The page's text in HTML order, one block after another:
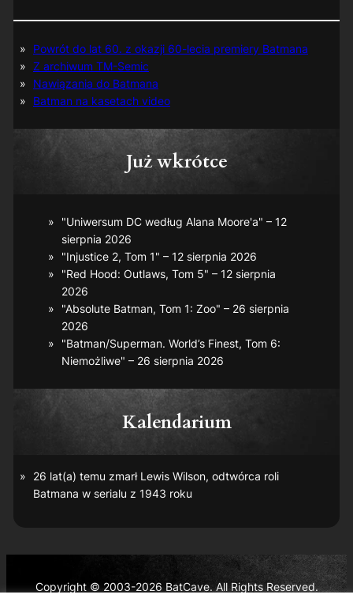
Powrót do lat 60. z okazji 60-lecia premiery Batmana
Z archiwum TM-Semic
Nawiązania do Batmana
Batman na kasetach video
Już wkrótce
"Uniwersum DC według Alana Moore'a" – 12
sierpnia 2026
"Injustice 2, Tom 1" – 12 sierpnia 2026
"Red Hood: Outlaws, Tom 5" – 12 sierpnia
2026
"Absolute Batman, Tom 1: Zoo" – 26 sierpnia
2026
"Batman/Superman. World’s Finest, Tom 6:
Niemożliwe" – 26 sierpnia 2026
Kalendarium
26 lat(a) temu zmarł Lewis Wilson, odtwórca roli
Batmana w serialu z 1943 roku
Copyright © 2003-2026 BatCave. All Rights Reserved.